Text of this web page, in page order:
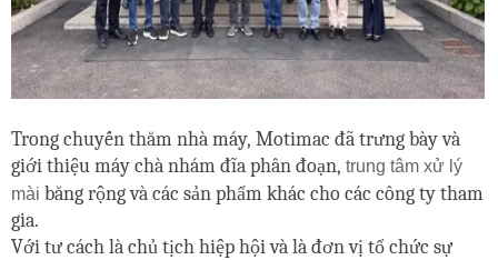
Trong chuyến thăm nhà máy, Motimac đã trưng bày và
giới thiệumáy chà nhám đĩa phân đoạn, trung tâm xử lý
mài băngrộngvà các sản phẩm khác cho các công ty tham
gia.
Với tư cách là chủ tịch hiệp hội và là đơn vị tổ chức sự